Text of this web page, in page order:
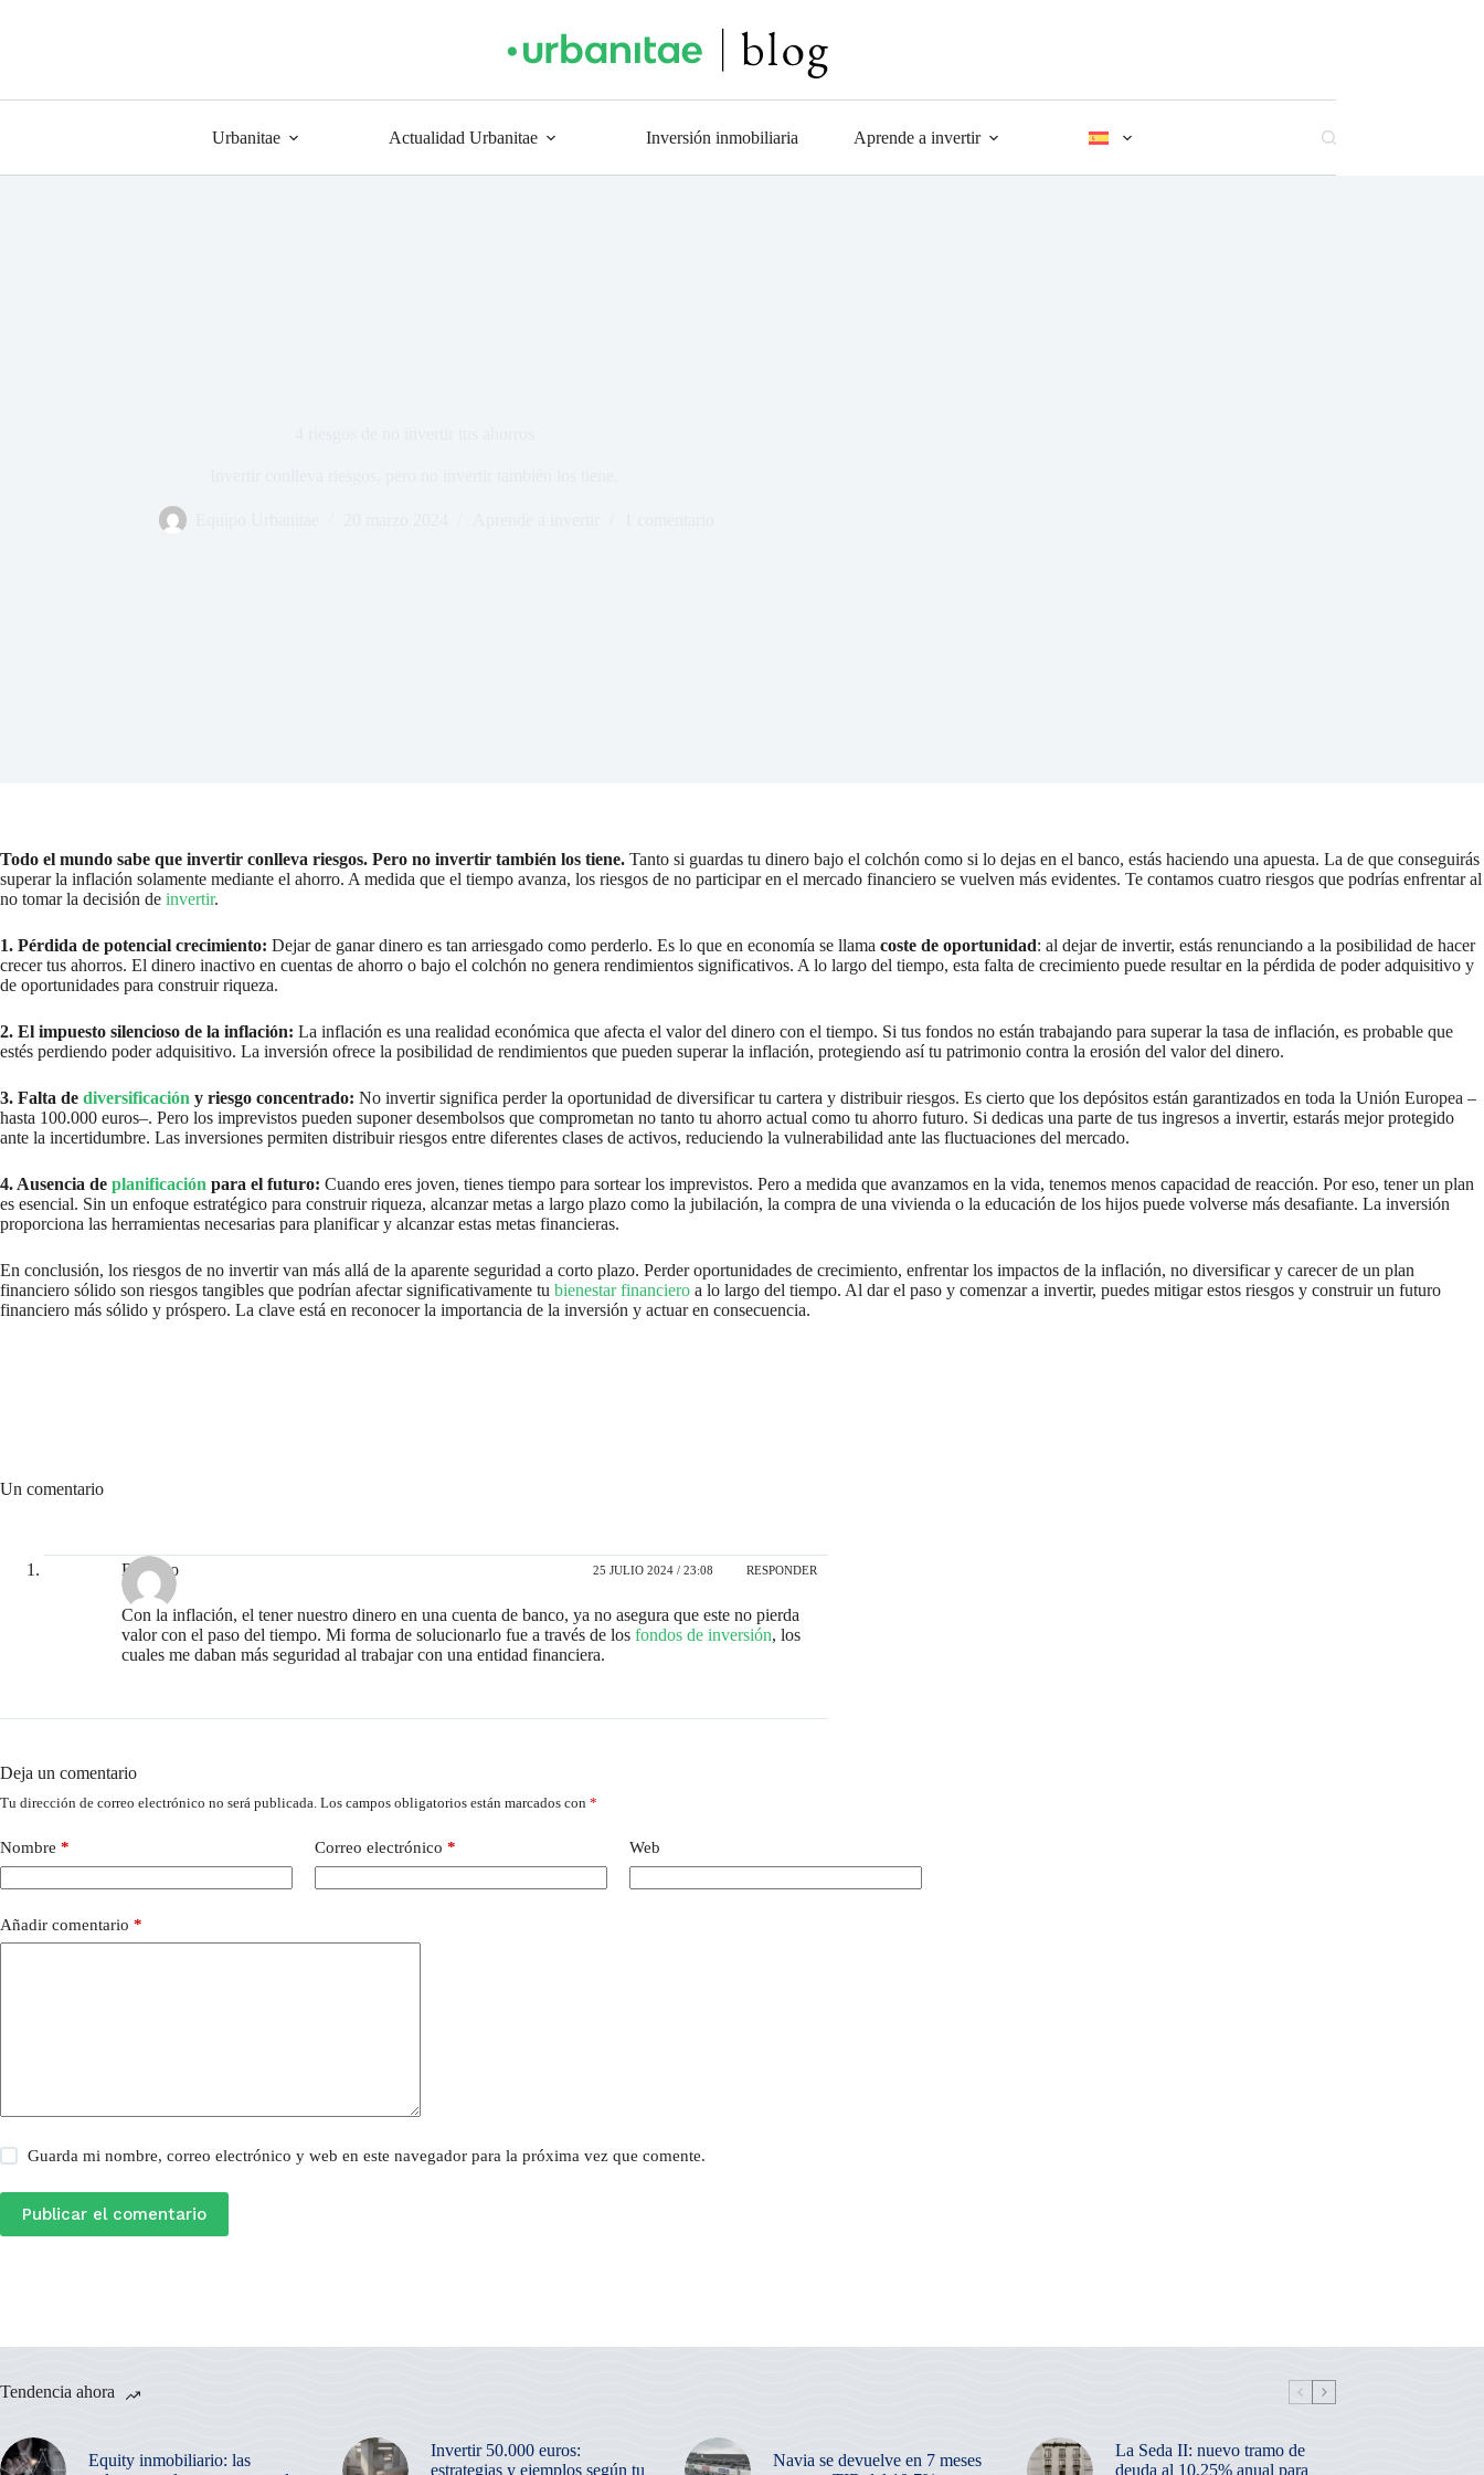
Urbanitae Actualidad Urbanitae Inversión inmobiliaria Aprende a invertir
Todo el mundo sabe que invertir conlleva riesgos. Pero no invertir también los tiene. Tanto si guardas tu dinero bajo el colchón como si lo dejas en el banco, estás haciendo una apuesta. La de que conseguirás
superar la inflación solamente mediante el ahorro. A medida que el tiempo avanza, los riesgos de no participar en el mercado financiero se vuelven más evidentes. Te contamos cuatro riesgos que podrías enfrentar al
no tomar la decisión de invertir.
1. Pérdida de potencial crecimiento: Dejar de ganar dinero es tan arriesgado como perderlo. Es lo que en economía se llama coste de oportunidad: al dejar de invertir, estás renunciando a la posibilidad de hacer
crecer tus ahorros. El dinero inactivo en cuentas de ahorro o bajo el colchón no genera rendimientos significativos. A lo largo del tiempo, esta falta de crecimiento puede resultar en la pérdida de poder adquisitivo y
de oportunidades para construir riqueza.
2. El impuesto silencioso de la inflación: La inflación es una realidad económica que afecta el valor del dinero con el tiempo. Si tus fondos no están trabajando para superar la tasa de inflación, es probable que
estés perdiendo poder adquisitivo. La inversión ofrece la posibilidad de rendimientos que pueden superar la inflación, protegiendo así tu patrimonio contra la erosión del valor del dinero.
3. Falta de diversificación y riesgo concentrado: No invertir significa perder la oportunidad de diversificar tu cartera y distribuir riesgos. Es cierto que los depósitos están garantizados en toda la Unión Europea –
hasta 100.000 euros–. Pero los imprevistos pueden suponer desembolsos que comprometan no tanto tu ahorro actual como tu ahorro futuro. Si dedicas una parte de tus ingresos a invertir, estarás mejor protegido
ante la incertidumbre. Las inversiones permiten distribuir riesgos entre diferentes clases de activos, reduciendo la vulnerabilidad ante las fluctuaciones del mercado.
4. Ausencia de planificación para el futuro: Cuando eres joven, tienes tiempo para sortear los imprevistos. Pero a medida que avanzamos en la vida, tenemos menos capacidad de reacción. Por eso, tener un plan
es esencial. Sin un enfoque estratégico para construir riqueza, alcanzar metas a largo plazo como la jubilación, la compra de una vivienda o la educación de los hijos puede volverse más desafiante. La inversión
proporciona las herramientas necesarias para planificar y alcanzar estas metas financieras.
En conclusión, los riesgos de no invertir van más allá de la aparente seguridad a corto plazo. Perder oportunidades de crecimiento, enfrentar los impactos de la inflación, no diversificar y carecer de un plan
financiero sólido son riesgos tangibles que podrían afectar significativamente tu bienestar financiero a lo largo del tiempo. Al dar el paso y comenzar a invertir, puedes mitigar estos riesgos y construir un futuro
financiero más sólido y próspero. La clave está en reconocer la importancia de la inversión y actuar en consecuencia.
Un comentario
Rodrigo 25 JULIO 2024 / 23:08 RESPONDER
Con la inflación, el tener nuestro dinero en una cuenta de banco, ya no asegura que este no pierda
valor con el paso del tiempo. Mi forma de solucionarlo fue a través de los fondos de inversión, los
cuales me daban más seguridad al trabajar con una entidad financiera.
Deja un comentario
Tu dirección de correo electrónico no será publicada. Los campos obligatorios están marcados con *
Nombre * Correo electrónico * Web
Añadir comentario *
Guarda mi nombre, correo electrónico y web en este navegador para la próxima vez que comente.
Publicar el comentario
Tendencia ahora
Equity inmobiliario: las
Invertir 50.000 euros:
estrategias y ejemplos según tu
Navia se devuelve en 7 meses
La Seda II: nuevo tramo de
deuda al 10,25% anual para